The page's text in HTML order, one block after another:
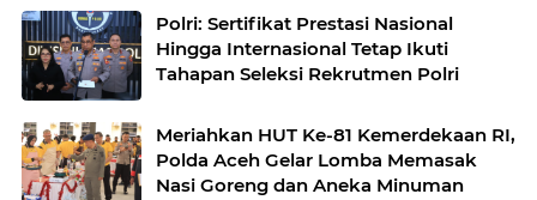
Polri: Sertifikat Prestasi Nasional
Hingga Internasional Tetap Ikuti
Tahapan Seleksi Rekrutmen Polri
Meriahkan HUT Ke-81 Kemerdekaan RI,
Polda Aceh Gelar Lomba Memasak
Nasi Goreng dan Aneka Minuman